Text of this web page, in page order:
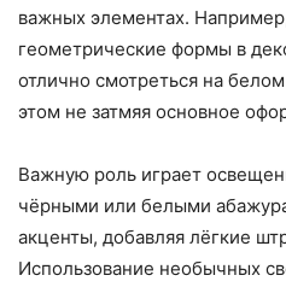
важных элементах.
геометрические формы в
отлично смотреться на
этом не затмяя основное
Важную роль играет
чёрными или белыми
акценты, добавляя лёгкие
Использование необычных